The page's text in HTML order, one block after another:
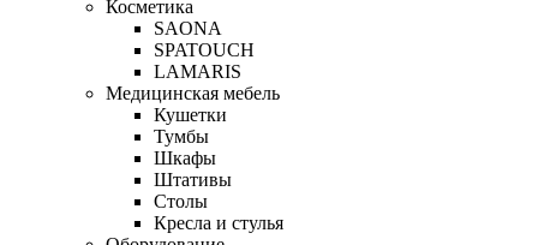
Косметика
SAONA
SPATOUCH
LAMARIS
Медицинская мебель
Кушетки
Тумбы
Шкафы
Штативы
Столы
Кресла и стулья